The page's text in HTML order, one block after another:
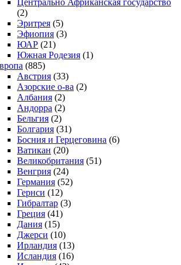
(2)
Эритрея (5)
Эфиопия (3)
ЮАР (21)
Южная Родезия (1)
(885)
Австрия (33)
Азорские о-ва (2)
Албания (2)
Андорра (2)
Бельгия (2)
Болгария (31)
Босния и Герцеговина (6)
Ватикан (20)
Великобритания (51)
Венгрия (24)
Германия (52)
Гернси (12)
Гибралтар (3)
Греция (41)
Дания (15)
Джерси (10)
Ирландия (13)
Исландия (16)